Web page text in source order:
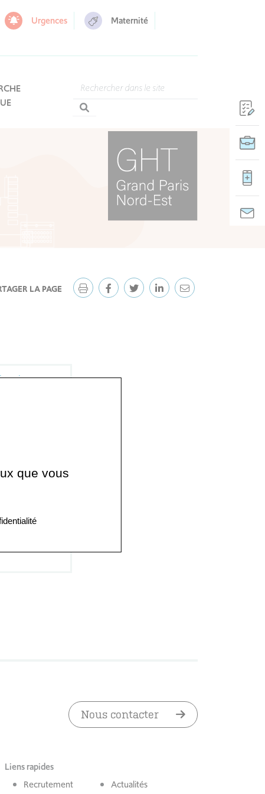
Urgences Maternité
LA PAGE
(CHABE)
Nous contacter
Liens rapides
Recrutement
Actualités
que vous